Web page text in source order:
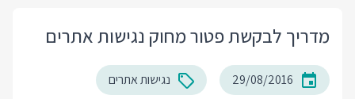
מדריך לבקשת פטור מחוק נגישות אתרים
29/08/2016 נגישות אתרים